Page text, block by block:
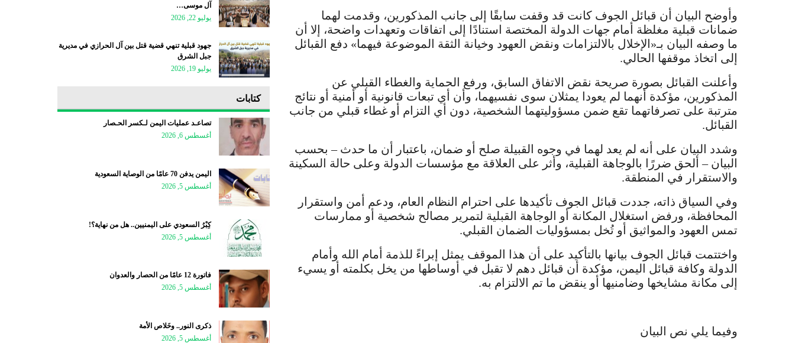
وأوضح البيان أن قبائل الجوف كانت قد وقفت سابقًا إلى جانب المذكورين، وقدمت لهما
ضمانات قبلية مغلظة أمام جهات الدولة المختصة استنادًا إلى اتفاقات وتعهدات واضحة، إلا أن
ما وصفه البيان بـ«الإخلال بالالتزامات ونقض العهود وخيانة الثقة الموضوعة فيهما» دفع القبائل
إلى اتخاذ موقفها الحالي.
وأعلنت القبائل بصورة صريحة نقض الاتفاق السابق، ورفع الحماية والغطاء القبلي عن
المذكورين، مؤكدة أنهما لم يعودا يمثلان سوى نفسيهما، وأن أي تبعات قانونية أو أمنية أو نتائج
مترتبة على تصرفاتهما تقع ضمن مسؤوليتهما الشخصية، دون أي التزام أو غطاء قبلي من جانب
القبائل.
وشدد البيان على أنه لم يعد لهما في وجوه القبيلة صلح أو ضمان، باعتبار أن ما حدث – بحسب
البيان – ألحق ضررًا بالوجاهة القبلية، وأثر على العلاقة مع مؤسسات الدولة وعلى حالة السكينة
والاستقرار في المنطقة.
وفي السياق ذاته، جددت قبائل الجوف تأكيدها على احترام النظام العام، ودعم أمن واستقرار
المحافظة، ورفض استغلال المكانة أو الوجاهة القبلية لتمرير مصالح شخصية أو ممارسات
تمس العهود والمواثيق أو تُخل بمسؤوليات الضمان القبلي.
واختتمت قبائل الجوف بيانها بالتأكيد على أن هذا الموقف يمثل إبراءً للذمة أمام الله وأمام
الدولة وكافة قبائل اليمن، مؤكدة أن قبائل دهم لا تقبل في أوساطها من يخل بكلمته أو يسيء
إلى مكانة مشايخها وضامنيها أو ينقض ما تم الالتزام به.
وفيما يلي نص البيان
آل موسى…
يوليو 22, 2026
جهود قبلية تنهي قضية قتل بين آل الحرازي في مديرية
جبل الشرق
يوليو 19, 2026
كتابات
تصاعـد عمليات اليمن لـكسر الحـصار
أغسطس 6, 2026
اليمن يدفن 70 عامًا من الوصاية السعودية
أغسطس 5, 2026
كِبْرُ السعودي على اليمنيين.. هل من نهاية؟!
أغسطس 5, 2026
فاتورة 12 عامًا من الحصار والعدوان
أغسطس 5, 2026
ذكرى النور.. وخَلاص الأمة
أغسطس 5, 2026